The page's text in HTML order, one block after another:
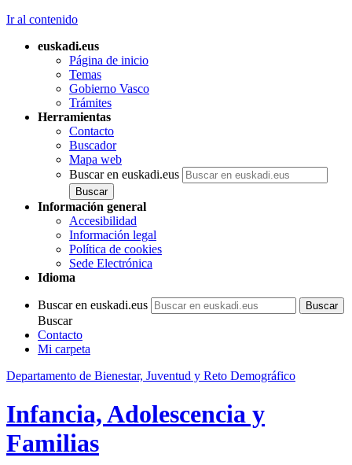
Ir al contenido
euskadi.eus
Página de inicio
Temas
Gobierno Vasco
Trámites
Herramientas
Contacto
Buscador
Mapa web
Buscar en euskadi.eus
Información general
Accesibilidad
Información legal
Política de cookies
Sede Electrónica
Idioma
Buscar en euskadi.eus
Buscar
Contacto
Mi carpeta
Departamento de Bienestar, Juventud y Reto Demográfico
Infancia, Adolescencia y
Familias